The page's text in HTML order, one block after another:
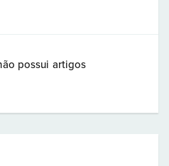
possui artigos